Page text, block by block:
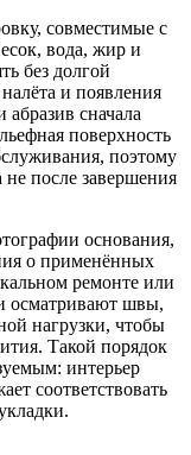
совместимые с
вода, жир и
без долгой
и появления
сначала
поверхность
поэтому
после завершения
основания,
о применённых
ремонте или
осматривают швы,
нагрузки, чтобы
Такой порядок
интерьер
соответствовать